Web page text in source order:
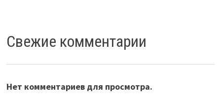
Свежие комментарии
Нет комментариев для просмотра.